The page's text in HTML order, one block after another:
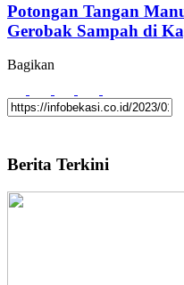
Potongan Tangan
Gerobak Sampah di
Bagikan
Berita Terkini